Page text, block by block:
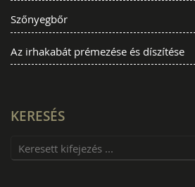
Szőnyegbőr
Az irhakabát prémezése és díszítése
KERESÉS